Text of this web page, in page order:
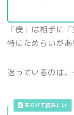
「僕」は相手に
特にためらいがあ
迷っているのは、